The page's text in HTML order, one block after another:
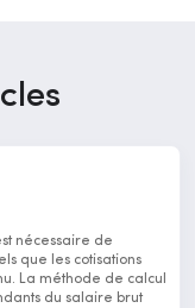
nécessaire de
que les cotisations
La méthode de calcul
du salaire brut